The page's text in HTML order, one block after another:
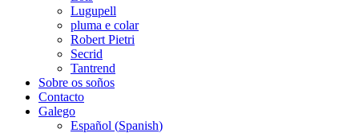
Lugupell
pluma e colar
Robert Pietri
Secrid
Tantrend
Sobre os soños
Contacto
Galego
Español (Spanish)